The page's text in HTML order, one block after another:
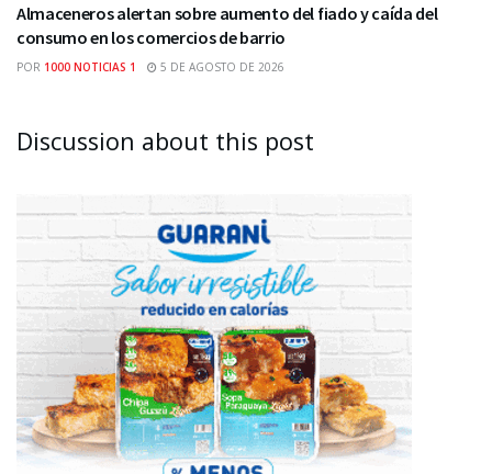
Almaceneros alertan sobre aumento del fiado y caída del
consumo en los comercios de barrio
POR 1000 NOTICIAS 1 5 DE AGOSTO DE 2026
Discussion about this post